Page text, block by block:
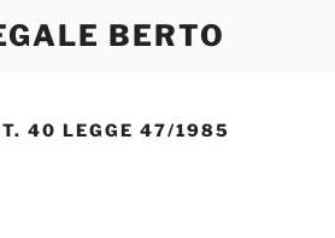
BERTO
40 LEGGE 47/1985